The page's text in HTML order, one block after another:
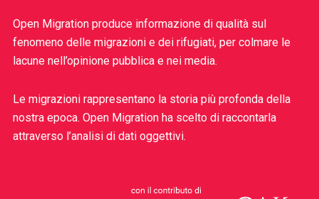
Open Migration produce informazione di qualità sul
fenomeno delle migrazioni e dei rifugiati, per colmare le
lacune nell’opinione pubblica e nei media.
Le migrazioni rappresentano la storia più profonda della
nostra epoca. Open Migration ha scelto di raccontarla
attraverso l’analisi di dati oggettivi.